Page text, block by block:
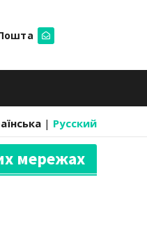
| Русский
мережах